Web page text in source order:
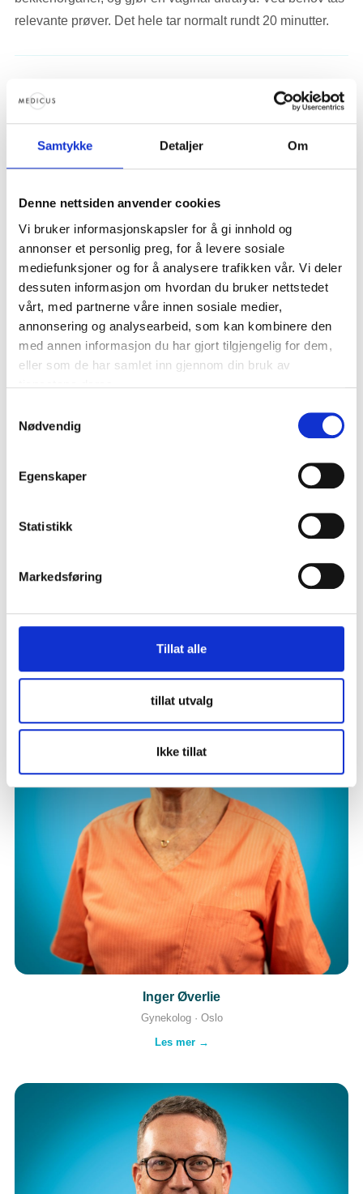
Samtykke Detaljer Om
Denne nettsiden anvender cookies
Vi bruker informasjonskapsler for å gi innhold og
annonser et personlig preg, for å levere sosiale
mediefunksjoner og for å analysere trafikken vår. Vi deler
dessuten informasjon om hvordan du bruker nettstedet
vårt, med partnerne våre innen sosiale medier,
annonsering og analysearbeid, som kan kombinere den
med annen informasjon du har gjort tilgjengelig for dem,
eller som de har samlet inn gjennom din bruk av
Nødvendig
Egenskaper
Statistikk
Markedsføring
Tillat alle
tillat utvalg
Ikke tillat
relevante prøver. Det hele tar normalt rundt 20 minutter.
ERFARNE GYNEKOLOGER
Våre gynekologer i Oslo
Inger Øverlie
Gynekolog · Oslo
Les mer →